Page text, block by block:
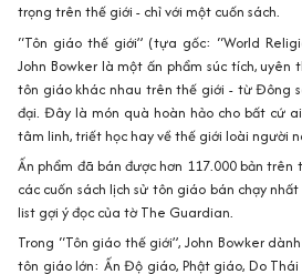
“Tôn giáo thế giới” (tựa gốc: “World
John Bowker là một ấn phẩm súc tích, uyên
tôn giáo khác nhau trên thế giới - từ Đông
đại. Đây là món quà hoàn hảo cho bất cứ
tâm linh, triết học hay về thế giới loài người
Ấn phẩm đã bán được hơn 117.000 bản trên
các cuốn sách lịch sử tôn giáo bán chạy
list gợi ý đọc của tờ The Guardian.
Trong “Tôn giáo thế giới”, John Bowker
tôn giáo lớn: Ấn Độ giáo, Phật giáo, Do
Kỳ Na giáo, Sích giáo, tôn giáo Trung Hoa và